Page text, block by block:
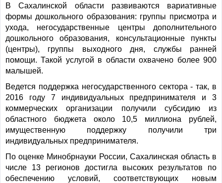
В Сахалинской области развиваются вариативные
формы дошкольного образования: группы присмотра и
ухода, негосударственные центры дополнительного
дошкольного образования, консультационные пункты
(центры), группы выходного дня, службы ранней
помощи. Такой услугой в области охвачено более 900
малышей.
Ведется поддержка негосударственного сектора - так, в
2016 году 7 индивидуальных предпринимателя и 3
коммерческих организации получили субсидию из
областного бюджета около 10,5 миллиона рублей,
имущественную поддержку получили три
индивидуальных предпринимателя.
По оценке Минобрнауки России, Сахалинская область в
числе 13 регионов достигла высоких результатов по
обеспечению условий, соответствующих новым